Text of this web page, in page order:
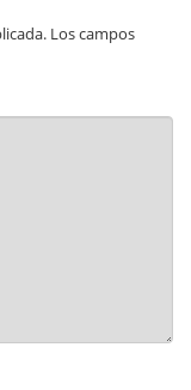
Los campos